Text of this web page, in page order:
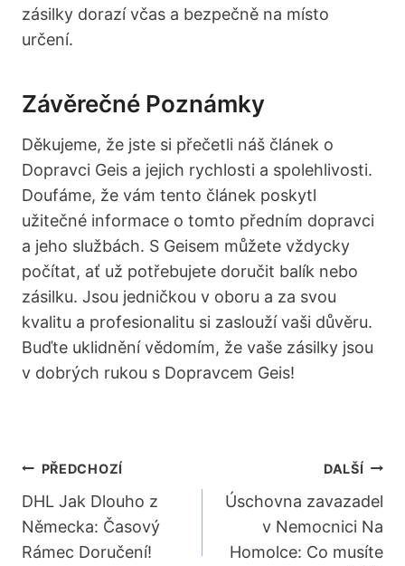
zásilky dorazí včas a bezpečně na místo
určení.
Závěrečné Poznámky
Děkujeme, že jste si přečetli náš článek o
Dopravci Geis a jejich rychlosti a spolehlivosti.
Doufáme, že vám tento článek poskytl
užitečné informace o tomto předním dopravci
a jeho službách. S Geisem můžete vždycky
počítat, ať už potřebujete doručit balík nebo
zásilku. Jsou jedničkou v oboru a za svou
kvalitu a profesionalitu si zaslouží vaši důvěru.
Buďte uklidnění vědomím, že vaše zásilky jsou
v dobrých rukou s Dopravcem Geis!
Navigace
Pro
Příspěvek
PŘEDCHOZÍ
DHL Jak Dlouho z
Německa: Časový
Rámec Doručení!
DALŠÍ
Úschovna zavazadel
v Nemocnici Na
Homolce: Co musíte